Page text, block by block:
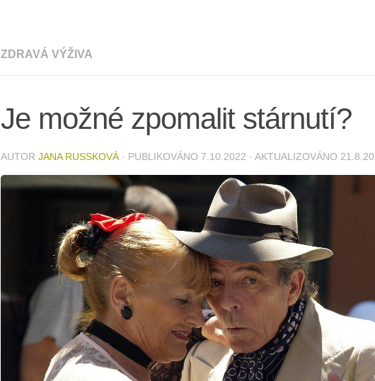
ZDRAVÁ VÝŽIVA
Je možné zpomalit stárnutí?
AUTOR JANA RUSSKOVÁ · PUBLIKOVÁNO 7.10.2022 · AKTUALIZOVÁNO